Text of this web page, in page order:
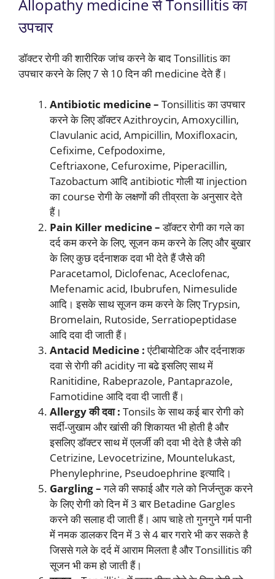
Allopathy medicine से Tonsillitis का
उपचार
डॉक्टर रोगी की शारीरिक जांच करने के बाद Tonsillitis का
उपचार करने के लिए 7 से 10 दिन की medicine देते हैं।
Antibiotic medicine – Tonsillitis का उपचार
करने के लिए डॉक्टर Azithroycin, Amoxycillin,
Clavulanic acid, Ampicillin, Moxifloxacin,
Cefixime, Cefpodoxime,
Ceftriaxone, Cefuroxime, Piperacillin,
Tazobactum आदि antibiotic गोली या injection
का course रोगी के लक्षणों की तीव्रता के अनुसार देते
हैं।
Pain Killer medicine –डॉक्टर रोगी का गले का
दर्द कम करने के लिए, सूजन कम करने के लिए और बुखार
के लिए कुछ दर्दनाशक दवा भी देते हैं जैसे की
Paracetamol, Diclofenac, Aceclofenac,
Mefenamic acid, Ibubrufen, Nimesulide
आदि। इसके साथ सूजन कम करने के लिए Trypsin,
Bromelain, Rutoside, Serratiopeptidase
आदि दवा दी जाती हैं।
Antacid Medicine :एंटीबायोटिक और दर्दनाशक
दवा से रोगी की acidity ना बढे इसलिए साथ में
Ranitidine, Rabeprazole, Pantaprazole,
Famotidine आदि दवा दी जाती हैं।
Allergy की दवा : Tonsils के साथ कई बार रोगी को
सर्दी-जुखाम और खांसी की शिकायत भी होती है और
इसलिए डॉक्टर साथ में एलर्जी की दवा भी देते है जैसे की
Cetrizine, Levocetrizine, Mountelukast,
Phenylephrine, Pseudoephrine इत्यादि।
Gargling –गले की सफाई और गले को निर्जन्तुक करने
के लिए रोगी को दिन में 3 बार Betadine Gargles
करने की सलाह दी जाती हैं। आप चाहे तो गुनगुने गर्म पानी
में नमक डालकर दिन में 3 से 4 बार गरारे भी कर सकते है
जिससे गले के दर्द में आराम मिलता है और Tonsillitis की
सूजन भी कम हो जाती हैं।